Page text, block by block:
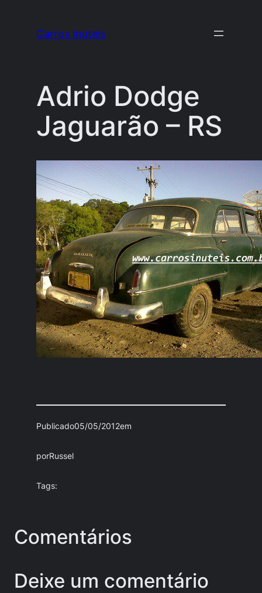
Carros Inúteis
Adrio Dodge
Jaguarão – RS
Publicado05/05/2012em
porRussel
Tags:
Comentários
Deixe um comentário